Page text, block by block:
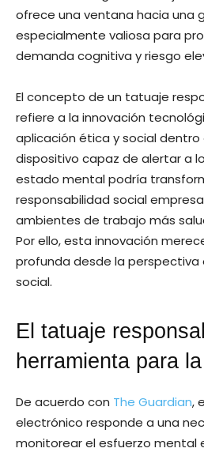
ofrece una ventana hacia una
especialmente valiosa para
demanda cognitiva y riesgo
El concepto de un tatuaje
refiere a la innovación
aplicación ética y social dentro
dispositivo capaz de alertar a
estado mental podría
responsabilidad social
ambientes de trabajo más
Por ello, esta innovación
profunda desde la perspectiva
social.
El tatuaje
herramienta para
De acuerdo con The Guardian,
electrónico responde a una
monitorear el esfuerzo mental